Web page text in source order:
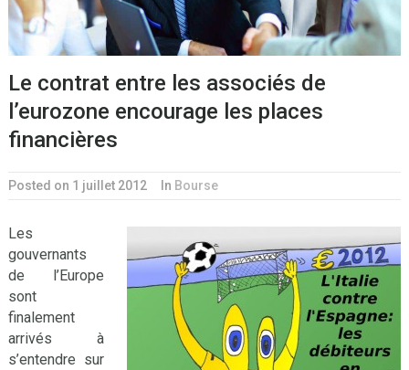
Le contrat entre les associés de
l’eurozone encourage les places
financières
Posted on 1 juillet 2012 In Bourse
Les
gouvernants
de l’Europe
sont
finalement
arrivés à
s’entendre sur